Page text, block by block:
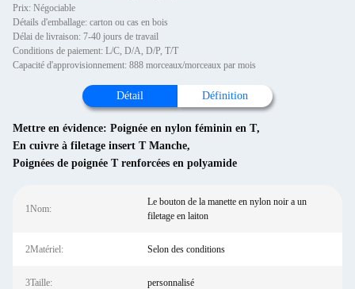
Prix: Négociable
Détails d'emballage: carton ou cas en bois
Délai de livraison: 7-40 jours de travail
Conditions de paiement: L/C, D/A, D/P, T/T
Capacité d'approvisionnement: 888 morceaux/morceaux par mois
Détail Définition
Mettre en évidence: Poignée en nylon féminin en T,
En cuivre à filetage insert T Manche,
Poignées de poignée T renforcées en polyamide
1Nom:
Le bouton de la manette en nylon noir a un
filetage en laiton
2Matériel: Selon des conditions
3Taille: personnalisé